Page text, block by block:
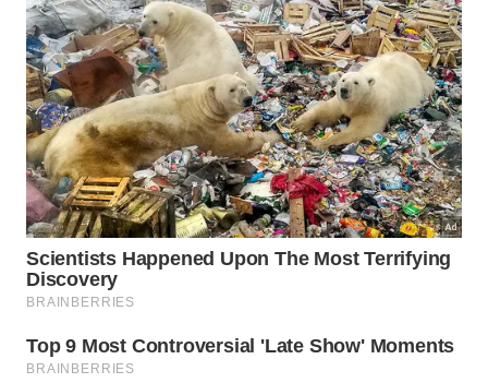
Adicionar complementos estratégicos potencializa o
valor biológico dessa refeição simples, criando uma
verdadeira barreira contra o envelhecimento celular
possíveis, priorize sempre as opções com menor
quantidade de aditivos químicos artificiais e